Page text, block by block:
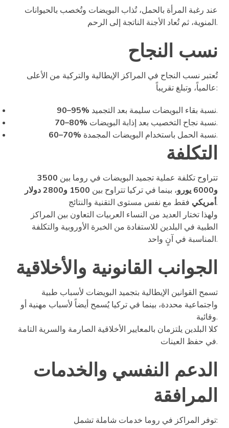
عند رغبة المرأة بالحمل، تُذاب البويضات وتُخصب بالحيوانات
المنوية، ثم تُعاد الأجنة الناتجة إلى الرحم.
نسب النجاح
تُعتبر نسب النجاح في المراكز الإيطالية والتركية من الأعلى
عالمياً، وتبلغ تقريباً:
90–95%
نسبة بقاء البويضات سليمة بعد التجميد.
70–80%
نسبة نجاح التخصيب بعد إذابة البويضات.
60–70%
نسبة الحمل باستخدام البويضات المجمدة.
التكلفة
تتراوح تكلفة عملية تجميد البويضات في روما بين 3500
و6000 يورو
، بينما في تركيا تتراوح بين
1500 و2800 دولار
أمريكيفقط مع نفس مستوى التقنية والنتائج.
ولهذا تختار العديد من النساء العربيات التعاون بين المراكز
الطبية في البلدين للاستفادة من الخبرة الأوروبية والتكلفة
المناسبة في آنٍ واحد.
الجوانب القانونية والأخلاقية
تسمح القوانين الإيطالية بتجميد البويضات لأسباب طبية
واجتماعية محددة، بينما في تركيا يُسمح أيضاً لأسباب مهنية أو
وقائية.
كلا البلدين يلتزمان بالمعايير الأخلاقية الصارمة والسرية التامة
في حفظ العينات.
الدعم النفسي والخدمات
المرافقة
توفر المراكز في روما خدمات شاملة تشمل: